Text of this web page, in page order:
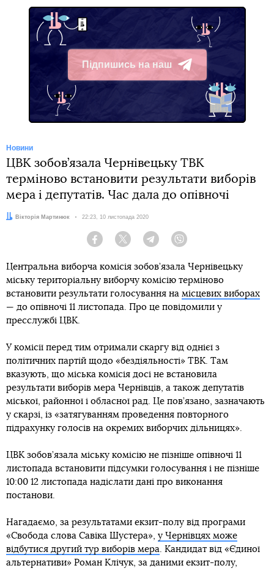
Підпишись на наш
Telegram
Новини
ЦВК зобов’язала Чернівецьку ТВК
терміново встановити результати виборів
мера і депутатів. Час дала до опівночі
Автор:Вікторія Мартинюк Дата:
22:23, 10 листопада 2020
Facebook Twitter Telegram
Центральна виборча комісія зобов’язала Чернівецьку
міську територіальну виборчу комісію терміново
встановити результати голосування на місцевих виборах
— до опівночі 11 листопада. Про це повідомили у
пресслужбі ЦВК.
У комісії перед тим отримали скаргу від однієї з
політичних партій щодо «бездіяльності» ТВК. Там
вказують, що міська комісія досі не встановила
результати виборів мера Чернівців, а також депутатів
міської, районної і обласної рад. Це пов’язано, зазначають
у скарзі, із «затягуванням проведення повторного
підрахунку голосів на окремих виборчих дільницях».
ЦВК зобов’язала міську комісію не пізніше опівночі 11
листопада встановити підсумки голосування і не пізніше
10:00 12 листопада надіслати дані про виконання
постанови.
Нагадаємо, за результатами екзит-полу від програми
«Свобода слова Савіка Шустера», у Чернівцях може
відбутися другий тур виборів мера. Кандидат від «Єдиної
альтернативи» Роман Клічук, за даними екзит-полу,